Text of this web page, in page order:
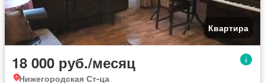
Квартира
18 000 руб./месяц
Нижегородская Ст-ца